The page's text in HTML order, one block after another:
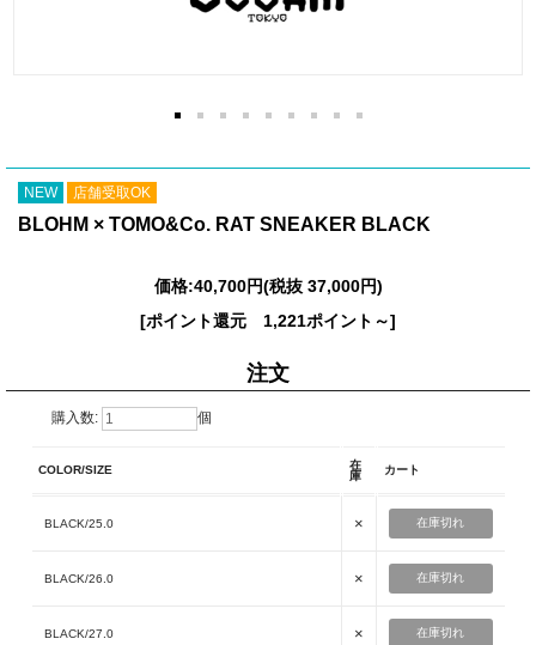
NEW 店舗受取OK
BLOHM × TOMO&Co. RAT SNEAKER BLACK
価格:40,700円(税抜 37,000円)
[ポイント還元 1,221ポイント～]
注文
購入数: 個
COLOR/SIZE
在
庫
カート
BLACK/25.0 × 在庫切れ
BLACK/26.0 × 在庫切れ
BLACK/27.0 × 在庫切れ